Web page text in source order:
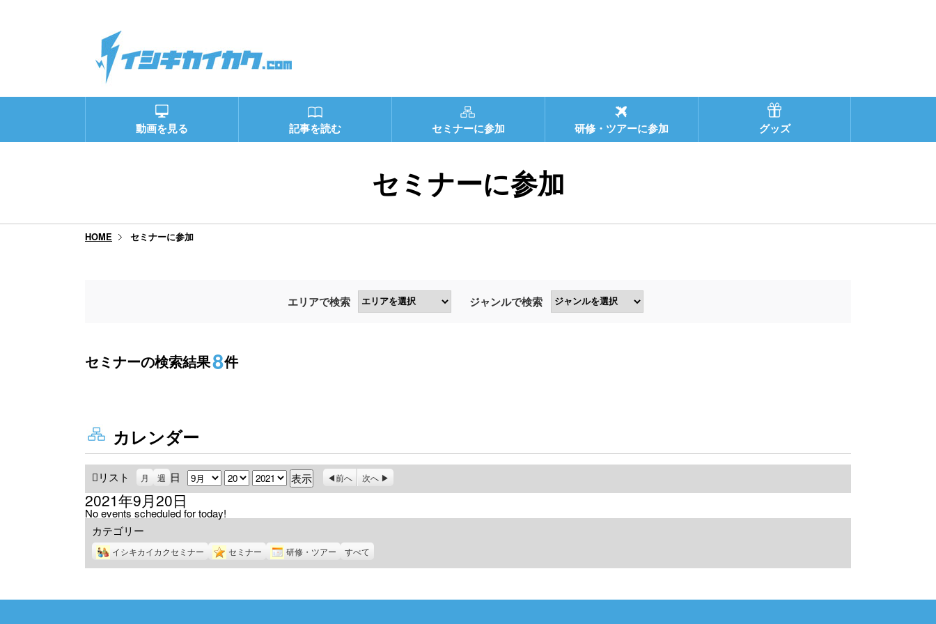
動画を見る 記事を読む セミナーに参加 研修・ツアーに参加 グッズ
セミナーに参加
HOME セミナーに参加
エリアで検索 ジャンルで検索
セミナーの検索結果8件
カレンダー
リスト
示
月 週 日 月 日 年 前へ 次へ
2021年9月20日
No events scheduled for today!
カテゴリー
イシキカイカクセミナー セミナー 研修・ツアー すべて